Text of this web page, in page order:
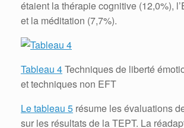
étaient la thérapie cognitive (12,0%),
et la méditation (7,7%).
Tableau 4Techniques de liberté
et techniques non EFT
Le tableau 5 résume les évaluations
sur les résultats de la TEPT. La